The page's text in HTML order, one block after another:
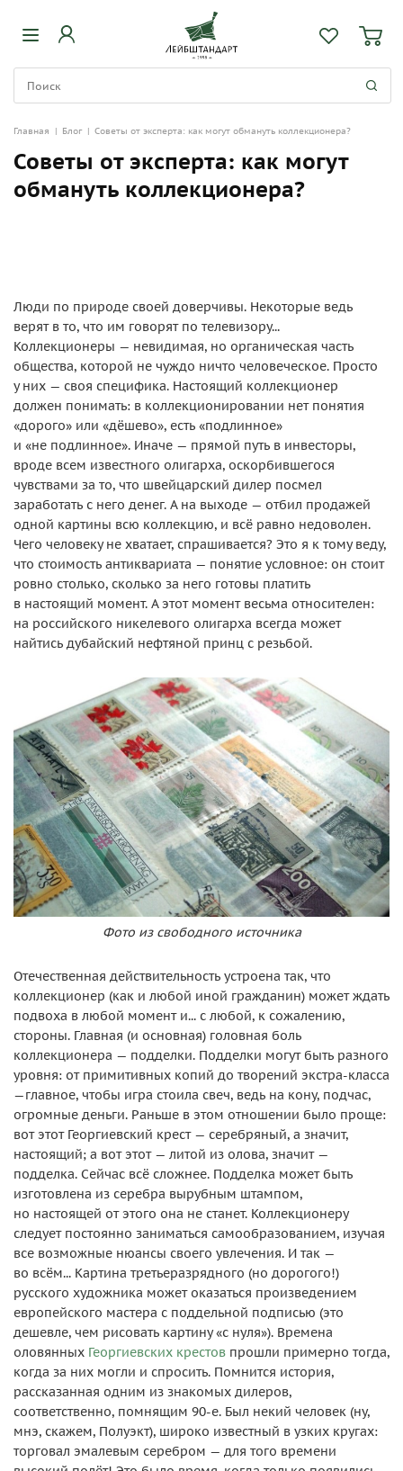
Главная | Блог | Советы от эксперта: как могут обмануть коллекционера?
Советы от эксперта: как могут
обмануть коллекционера?
Люди по природе своей доверчивы. Некоторые ведь
верят в то, что им говорят по телевизору...
Коллекционеры — невидимая, но органическая часть
общества, которой не чуждо ничто человеческое. Просто
у них — своя специфика. Настоящий коллекционер
должен понимать: в коллекционировании нет понятия
«дорого» или «дёшево», есть «подлинное»
и «не подлинное». Иначе — прямой путь в инвесторы,
вроде всем известного олигарха, оскорбившегося
чувствами за то, что швейцарский дилер посмел
заработать с него денег. А на выходе — отбил продажей
одной картины всю коллекцию, и всё равно недоволен.
Чего человеку не хватает, спрашивается? Это я к тому веду,
что стоимость антиквариата — понятие условное: он стоит
ровно столько, сколько за него готовы платить
в настоящий момент. А этот момент весьма относителен:
на российского никелевого олигарха всегда может
найтись дубайский нефтяной принц с резьбой.
Фото из свободного источника
Отечественная действительность устроена так, что
коллекционер (как и любой иной гражданин) может ждать
подвоха в любой момент и... с любой, к сожалению,
стороны. Главная (и основная) головная боль
коллекционера — подделки. Подделки могут быть разного
уровня: от примитивных копий до творений экстра-класса
—главное, чтобы игра стоила свеч, ведь на кону, подчас,
огромные деньги. Раньше в этом отношении было проще:
вот этот Георгиевский крест — серебряный, а значит,
настоящий; а вот этот — литой из олова, значит —
подделка. Сейчас всё сложнее. Подделка может быть
изготовлена из серебра вырубным штампом,
но настоящей от этого она не станет. Коллекционеру
следует постоянно заниматься самообразованием, изучая
все возможные нюансы своего увлечения. И так —
во всём... Картина третьеразрядного (но дорогого!)
русского художника может оказаться произведением
европейского мастера с поддельной подписью (это
дешевле, чем рисовать картину «с нуля»). Времена
оловянных Георгиевских крестов прошли примерно тогда,
когда за них могли и спросить. Помнится история,
рассказанная одним из знакомых дилеров,
соответственно, помнящим 90-е. Был некий человек (ну,
мнэ, скажем, Полуэкт), широко известный в узких кругах:
торговал эмалевым серебром — для того времени